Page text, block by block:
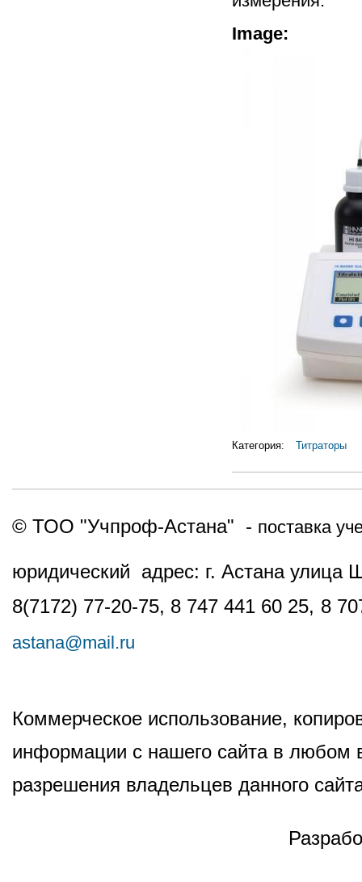
Image:
Категория: Титраторы
© ТОО "Учпроф-Астана" - поставка
юридический адрес: г. Астана
8(7172) 77-20-75, 8 747 441 60 25, 8
astana@mail.ru
Коммерческое использование,
информации с нашего сайта в любом
разрешения владельцев данного